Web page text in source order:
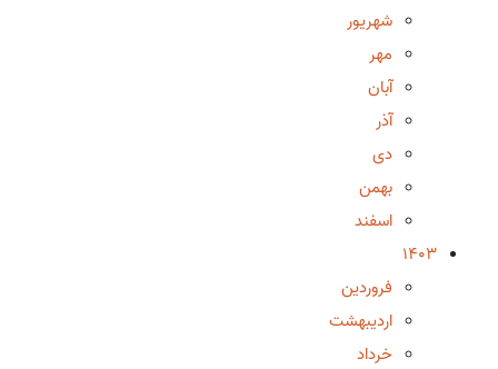
شهریور
مهر
آبان
آذر
دی
بهمن
اسفند
1403
فروردین
اردیبهشت
خرداد